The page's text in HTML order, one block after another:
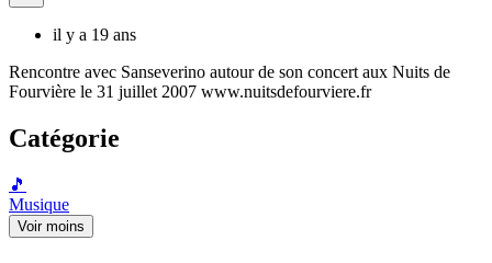
il y a 19 ans
Rencontre avec Sanseverino autour de son concert aux Nuits de
Fourvière le 31 juillet 2007 www.nuitsdefourviere.fr
Catégorie
🎵
Musique
Voir moins